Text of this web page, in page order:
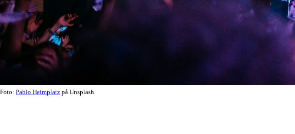
Foto: Pablo Heimplatz på Unsplash